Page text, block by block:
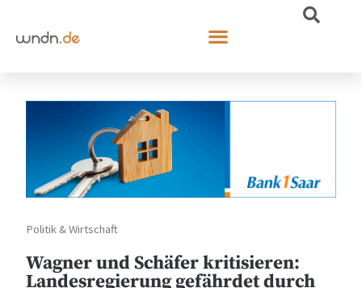
Politik & Wirtschaft
Wagner und Schäfer kritisieren:
Landesregierung gefährdet durch